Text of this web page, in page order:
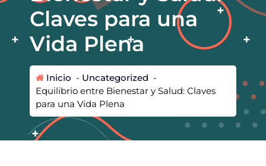
Claves para una
Vida Plena
Inicio - Uncategorized -
Equilibrio entre Bienestar y Salud: Claves
para una Vida Plena